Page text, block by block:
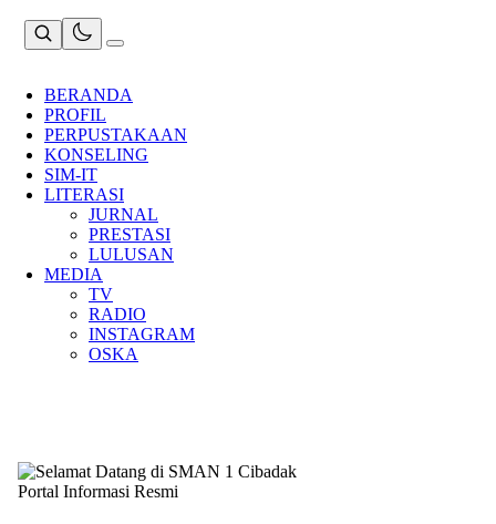
BERANDA
PROFIL
PERPUSTAKAAN
KONSELING
SIM-IT
LITERASI
JURNAL
PRESTASI
LULUSAN
MEDIA
TV
RADIO
INSTAGRAM
OSKA
Portal Informasi Resmi